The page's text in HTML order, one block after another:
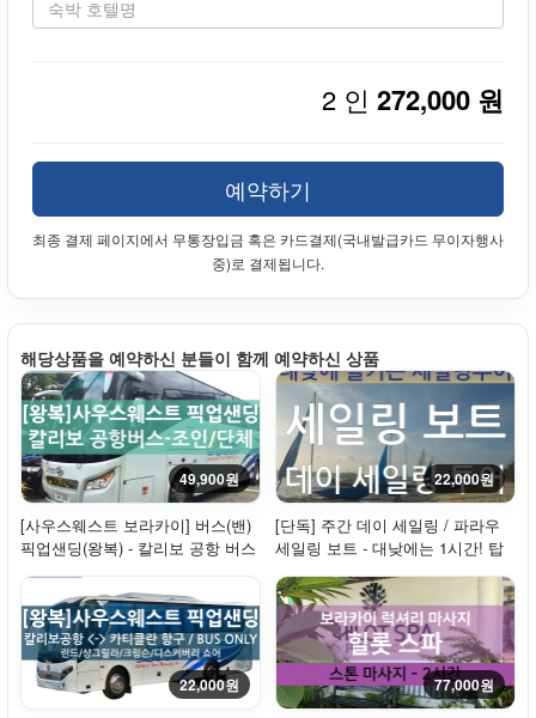
2 인 272,000 원
예약하기
최종 결제 페이지에서 무통장입금 혹은 카드결제(국내발급카드 무이자행사
중)로 결제됩니다.
해당상품을 예약하신 분들이 함께 예약하신 상품
49,900원
[사우스웨스트 보라카이] 버스(밴)
픽업샌딩(왕복) - 칼리보 공항 버스
22,000원
[단독] 주간 데이 세일링 / 파라우
세일링 보트 - 대낮에는 1시간! 탑
승!!
22,000원 77,000원